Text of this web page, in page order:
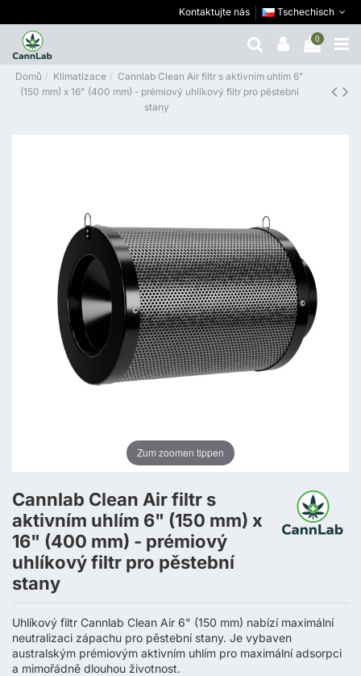
Kontaktujte nás Tschechisch
0
Domů Klimatizace
Cannlab Clean Air filtr s aktivním uhlím 6"
(150 mm) x 16" (400 mm) - prémiový uhlíkový filtr pro pěstební
stany
Zum zoomen tippen
Cannlab Clean Air filtr s
aktivním uhlím 6" (150 mm) x
16" (400 mm) - prémiový
uhlíkový filtr pro pěstební
stany
Uhlíkový filtr Cannlab Clean Air 6" (150 mm) nabízí maximální
neutralizaci zápachu pro pěstební stany. Je vybaven
australským prémiovým aktivním uhlím pro maximální adsorpci
a mimořádně dlouhou životnost.